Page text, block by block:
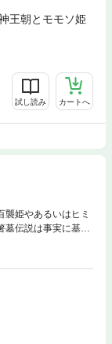
王朝とモモソ姫
試し読み カートへ
姫やあるいはヒミ
墓伝説は事実に基づ